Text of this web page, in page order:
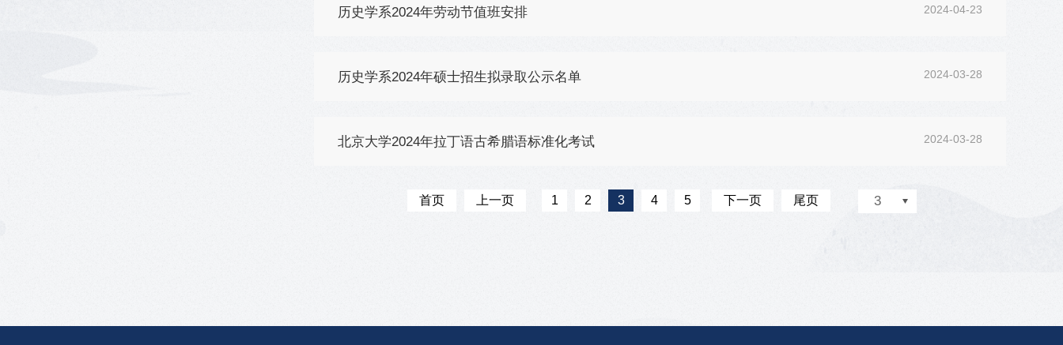
2024-04-23
历史学系2024年劳动节值班安排
2024-03-28
历史学系2024年硕士招生拟录取公示名单
2024-03-28
北京大学2024年拉丁语古希腊语标准化考试
首页 上一页 1 2 3 4 5 下一页 尾页 3